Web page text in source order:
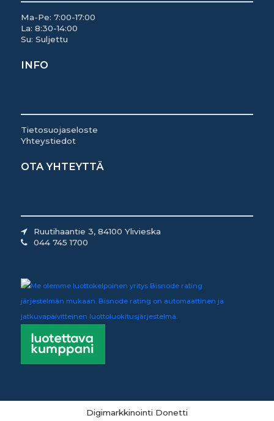
Ma-Pe: 7:00-17:00
La: 8:30-14:00
Su: Suljettu
INFO
Tietosuojaseloste
Yhteystiedot
OTA YHTEYTTÄ
Ruutihaantie 3, 84100 Ylivieska
044 745 1700
Digimarkkinointi Donetti